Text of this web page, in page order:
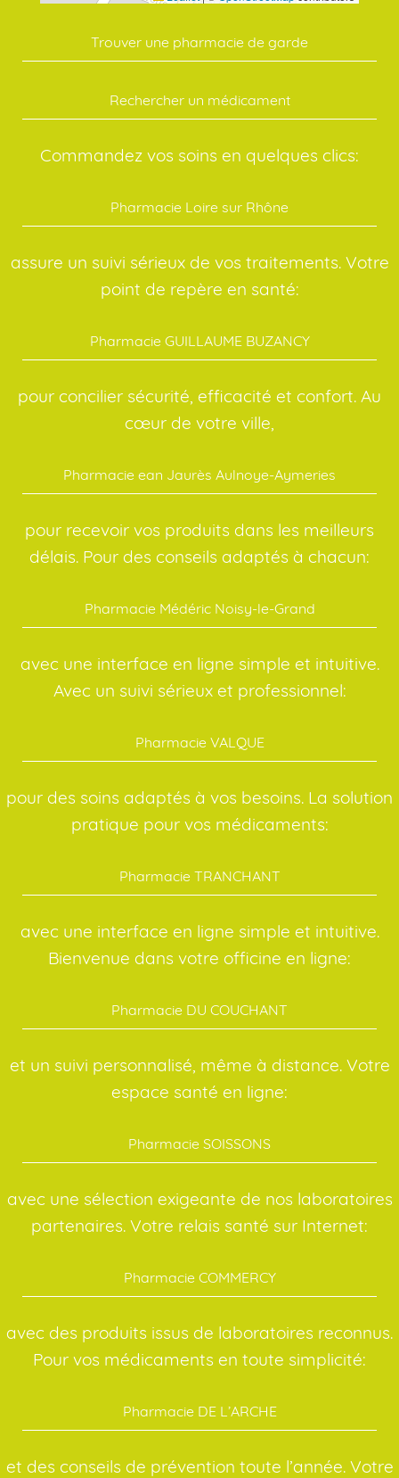
Trouver une pharmacie de garde
Rechercher un médicament
Commandez vos soins en quelques clics:
Pharmacie Loire sur Rhône
assure un suivi sérieux de vos traitements. Votre
point de repère en santé:
Pharmacie GUILLAUME BUZANCY
pour concilier sécurité, efficacité et confort. Au
cœur de votre ville,
Pharmacie ean Jaurès Aulnoye-Aymeries
pour recevoir vos produits dans les meilleurs
délais. Pour des conseils adaptés à chacun:
Pharmacie Médéric Noisy-le-Grand
avec une interface en ligne simple et intuitive.
Avec un suivi sérieux et professionnel:
Pharmacie VALQUE
pour des soins adaptés à vos besoins. La solution
pratique pour vos médicaments:
Pharmacie TRANCHANT
avec une interface en ligne simple et intuitive.
Bienvenue dans votre officine en ligne:
Pharmacie DU COUCHANT
et un suivi personnalisé, même à distance. Votre
espace santé en ligne:
Pharmacie SOISSONS
avec une sélection exigeante de nos laboratoires
partenaires. Votre relais santé sur Internet:
Pharmacie COMMERCY
avec des produits issus de laboratoires reconnus.
Pour vos médicaments en toute simplicité:
Pharmacie DE L’ARCHE
et des conseils de prévention toute l’année. Votre